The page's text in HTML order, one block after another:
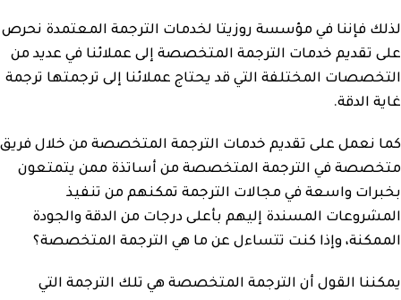
لذلك فإننا في مؤسسة روزيتا لخدمات الترجمة المعتمدة نحرص
على تقديم خدمات الترجمة المتخصصة إلى عملائنا في عديد من
التخصصات المختلفة التي قد يحتاج عملائنا إلى ترجمتها ترجمة
غاية الدقة.
كما نعمل على تقديم خدمات الترجمة المتخصصة من خلال فريق
متخصصة في الترجمة المتخصصة من أساتذة ممن يتمتعون
بخبرات واسعة في مجالات الترجمة تمكنهم من تنفيذ
المشروعات المسندة إليهم بأعلى درجات من الدقة والجودة
الممكنة، وإذا كنت تتساءل عن ما هي الترجمة المتخصصة؟
يمكننا القول أن الترجمة المتخصصة هي تلك الترجمة التي